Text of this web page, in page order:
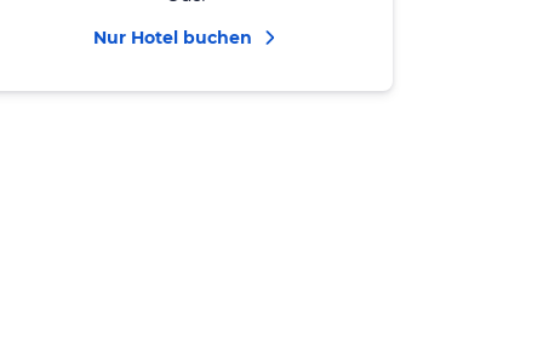
Nur Hotel buchen